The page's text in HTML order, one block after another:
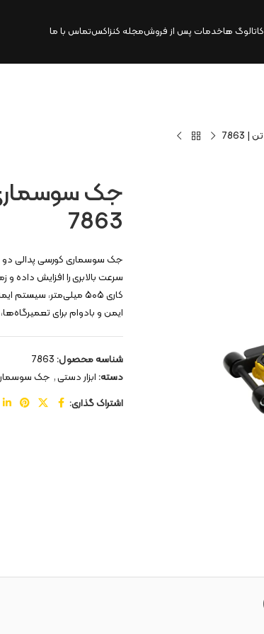
کاتالوگ‌ هاخدمات پس از فروشمجله کنزاکستماس با ما
7863
کاری ۵۰۵ میلی‌متر،
ایمن و بادوام برای
شناسه محصول:7863
دسته:ابزار دستی, جک
اشتراک گذاری: